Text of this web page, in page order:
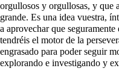
orgullosos y orgullosas, y que
grande. Es una idea vuestra,
a aprovechar que
tendréis el motor de la
engrasado para poder seguir
explorando e investigando y